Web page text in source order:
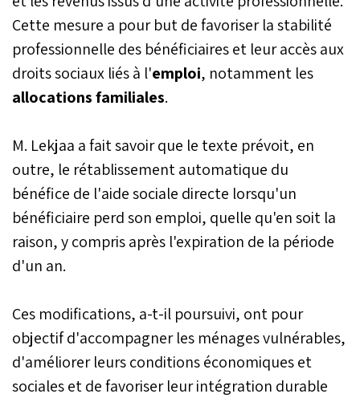
Cette mesure a pour but de favoriser la stabilité
professionnelle des bénéficiaires et leur accès aux
droits sociaux liés à l'emploi, notamment les
allocations familiales.
M. Lekjaa a fait savoir que le texte prévoit, en
outre, le rétablissement automatique du
bénéfice de l'aide sociale directe lorsqu'un
bénéficiaire perd son emploi, quelle qu'en soit la
raison, y compris après l'expiration de la période
d'un an.
Ces modifications, a-t-il poursuivi, ont pour
objectif d'accompagner les ménages vulnérables,
d'améliorer leurs conditions économiques et
sociales et de favoriser leur intégration durable